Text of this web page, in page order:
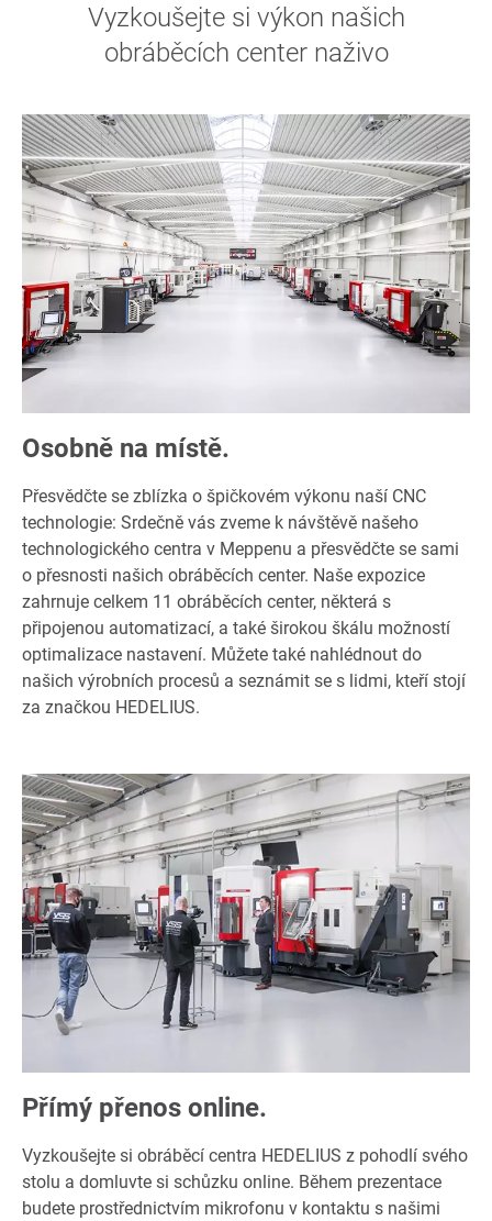
Vyzkoušejte si výkon našich
obráběcích center naživo
Osobně na místě.
Přesvědčte se zblízka o špičkovém výkonu naší CNC
technologie: Srdečně vás zveme k návštěvě našeho
technologického centra v Meppenu a přesvědčte se sami
o přesnosti našich obráběcích center. Naše expozice
zahrnuje celkem 11 obráběcích center, některá s
připojenou automatizací, a také širokou škálu možností
optimalizace nastavení. Můžete také nahlédnout do
našich výrobních procesů a seznámit se s lidmi, kteří stojí
za značkou HEDELIUS.
Přímý přenos online.
Vyzkoušejte si obráběcí centra HEDELIUS z pohodlí svého
stolu a domluvte si schůzku online. Během prezentace
budete prostřednictvím mikrofonu v kontaktu s našimi